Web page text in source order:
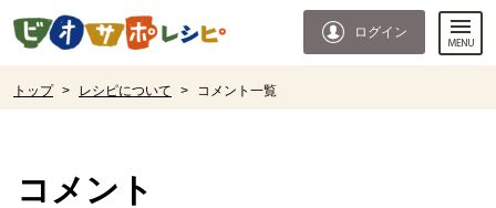
ページの先頭です。
ログイン
トップ > レシピについて > コメント一覧
コメント